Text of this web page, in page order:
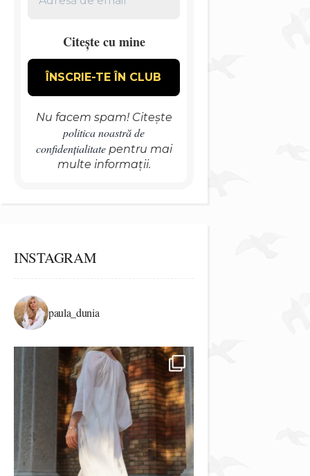
Citește cu mine
Nu facem spam! Citește
politica noastră de
confidențialitatepentru mai
multe informații.
INSTAGRAM
paula_dunia